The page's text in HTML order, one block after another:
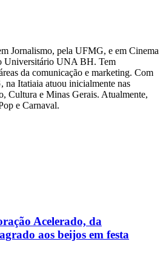
Jornalismo, pela UFMG, e em Cinema
Universitário UNA BH. Tem
da comunicação e marketing. Com
na Itatiaia atuou inicialmente nas
Cultura e Minas Gerais. Atualmente,
e Carnaval.
Acelerado, da
aos beijos em festa